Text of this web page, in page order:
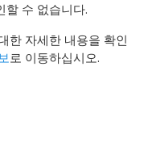
할 수 없습니다.
한 자세한 내용을 확인
로 이동하십시오.